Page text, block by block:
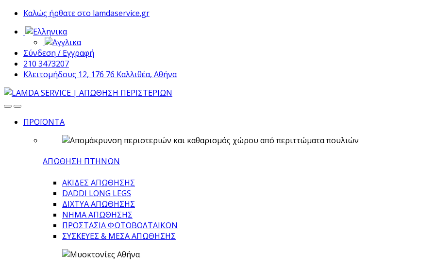
Skip
navigation
Skip
content
Καλώς ήρθατε στο lamdaservice.gr
Σύνδεση / Εγγραφή
210 3473207
Κλειτομήδους 12, 176 76 Καλλιθέα, Αθήνα
ΠΡΟΪΟΝΤΑ
ΑΠΩΘΗΣΗ ΠΤΗΝΩΝ
ΑΚΙΔΕΣ ΑΠΩΘΗΣΗΣ
DADDI LONG LEGS
ΔΙΧΤΥΑ ΑΠΩΘΗΣΗΣ
ΝΗΜΑ ΑΠΩΘΗΣΗΣ
ΠΡΟΣΤΑΣΙΑ ΦΩΤΟΒΟΛΤΑΙΚΩΝ
ΣΥΣΚΕΥΕΣ & ΜΕΣΑ ΑΠΩΘΗΣΗΣ